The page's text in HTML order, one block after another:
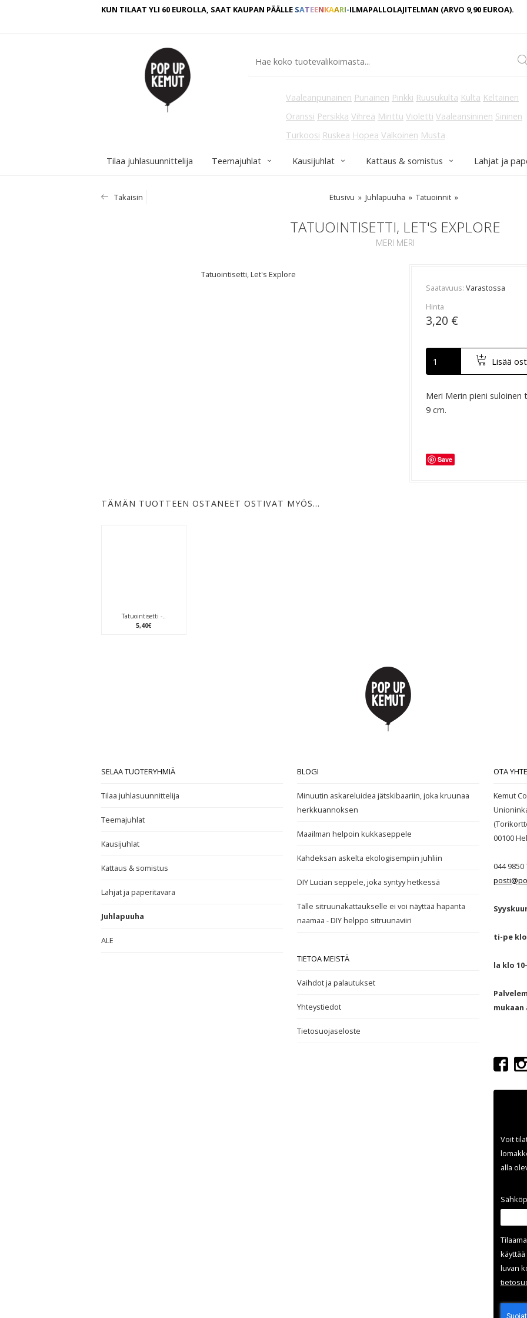
KUN TILAAT YLI 60 EUROLLA, SAAT KAUPAN PÄÄLLE SATEENKAARI-ILMAPALLOLAJITELMAN (ARVO 9,90 EUROA).
Vaaleanpunainen Punainen Pinkki Ruusukulta Kulta Keltainen
Oranssi Persikka Vihreä Minttu Violetti Vaaleansininen Sininen
Turkoosi Ruskea Hopea Valkoinen Musta
Tilaa juhlasuunnittelija Teemajuhlat Kausijuhlat Kattaus & somistus Lahjat ja
Takaisin Etusivu Juhlapuuha Tatuoinnit
TATUOINTISETTI, LET'S EXPLORE
MERI MERI
Tatuointisetti, Let's Explore
Saatavuus Varastossa
Hinta
3,20 €
Lisää
Meri Merin pieni suloinen
9 cm.
Save
TÄMÄN TUOTTEEN OSTANEET OSTIVAT MYÖS…
Tatuointisetti -..
5,40€
SELAA TUOTERYHMIÄ
Tilaa juhlasuunnittelija
Teemajuhlat
Kausijuhlat
Kattaus & somistus
Lahjat ja paperitavara
Juhlapuuha
ALE
BLOGI
Minuutin askareluidea jätskibaariin, joka kruunaa
herkkuannoksen
Maailman helpoin kukkaseppele
Kahdeksan askelta ekologisempiin juhliin
DIY Lucian seppele, joka syntyy hetkessä
Tälle sitruunakattaukselle ei voi näyttää hapanta
naamaa - DIY helppo sitruunaviiri
TIETOA MEISTÄ
Vaihdot ja palautukset
Yhteystiedot
Tietosuojaseloste
OTA
Kemut
00100
044 9850
ti-pe klo
la klo
Voit
alla
luvan